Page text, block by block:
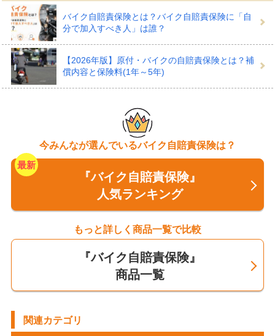
ができる？
バイク自賠責保険では、おもに1.被害者にけがをさせた
とき、2.事故でのケガにより後遺障害が残ったとき、3.被
補償内容は自動車向けの自賠責保険と同じで、また、ど
この保険会社で契約しても同じです。
1.人にけがをさせたときに賠償する
お金に備えられる
に、自賠責保険では被害者1人につき120万円を上限とし
バイク自賠責保険とは？バイク自賠責保険に「自
分で加入すべき人」は誰？
【2026年版】原付・バイクの自賠責保険とは？補
償内容と保険料(1年～5年)
今みんなが選んでいるバイク自賠責保険は？
『バイク自賠責保険』
人気ランキング
もっと詳しく商品一覧で比較
『バイク自賠責保険』
商品一覧
関連カテゴリ